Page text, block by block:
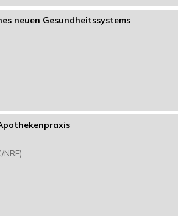
neuen Gesundheitssystems
NRF)